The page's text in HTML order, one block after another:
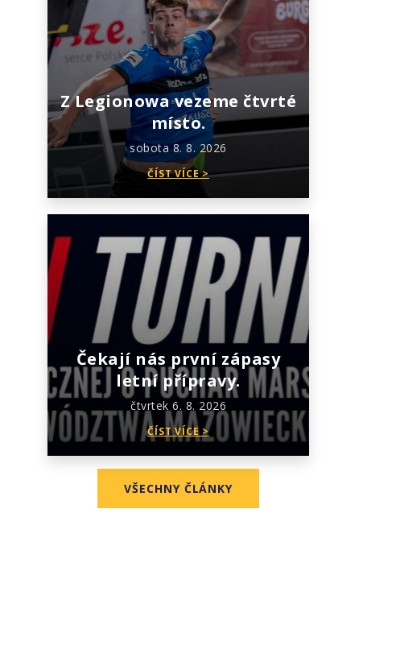
Z Legionowa vezeme čtvrté
místo.
sobota 8. 8. 2026
ČÍST VÍCE >
Čekají nás první zápasy
letní přípravy.
čtvrtek 6. 8. 2026
ČÍST VÍCE >
VŠECHNY ČLÁNKY